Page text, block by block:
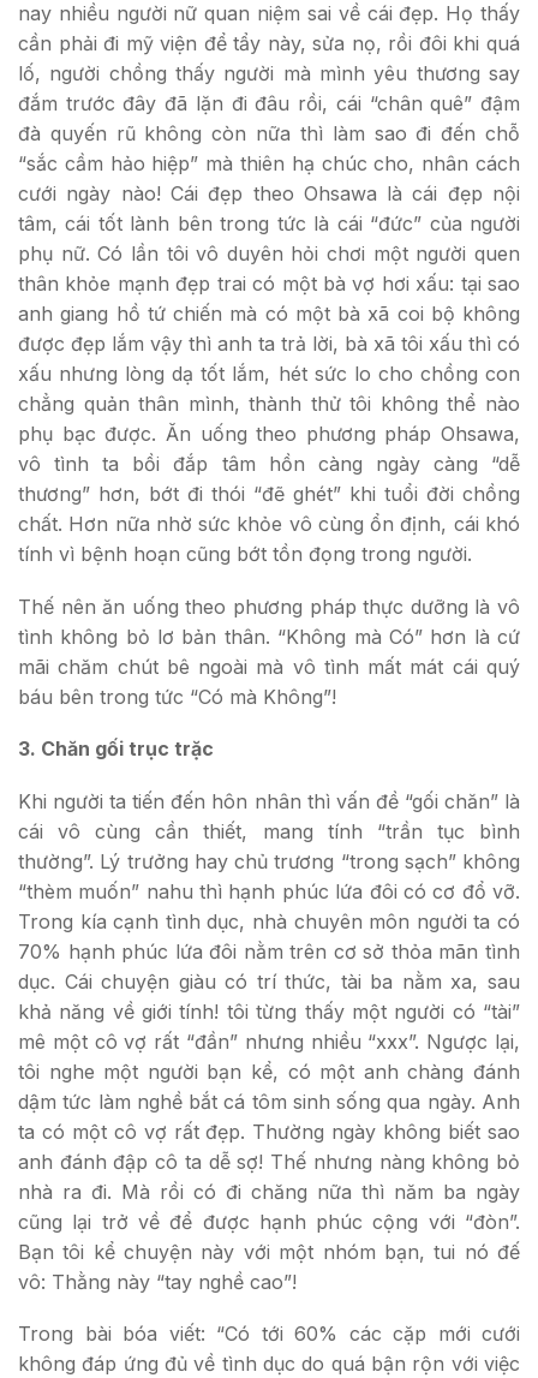
nay nhiều người nữ quan niệm sai về cái đẹp. Họ thấy
cần phải đi mỹ viện để tẩy này, sửa nọ, rồi đôi khi quá
lố, người chồng thấy người mà mình yêu thương say
đắm trước đây đã lặn đi đâu rồi, cái “chân quê” đậm
đà quyến rũ không còn nữa thì làm sao đi đến chỗ
“sắc cầm hảo hiệp” mà thiên hạ chúc cho, nhân cách
cưới ngày nào! Cái đẹp theo Ohsawa là cái đẹp nội
tâm, cái tốt lành bên trong tức là cái “đức” của người
phụ nữ. Có lần tôi vô duyên hỏi chơi một người quen
thân khỏe mạnh đẹp trai có một bà vợ hơi xấu: tại sao
anh giang hồ tứ chiến mà có một bà xã coi bộ không
được đẹp lắm vậy thì anh ta trả lời, bà xã tôi xấu thì có
xấu nhưng lòng dạ tốt lắm, hét sức lo cho chồng con
chẳng quản thân mình, thành thử tôi không thể nào
phụ bạc được. Ăn uống theo phương pháp Ohsawa,
vô tình ta bồi đắp tâm hồn càng ngày càng “dễ
thương” hơn, bớt đi thói “đẽ ghét” khi tuổi đời chồng
chất. Hơn nữa nhờ sức khỏe vô cùng ổn định, cái khó
tính vì bệnh hoạn cũng bớt tồn đọng trong người.
Thế nên ăn uống theo phương pháp thực dưỡng là vô
tình không bỏ lơ bản thân. “Không mà Có” hơn là cứ
mãi chăm chút bê ngoài mà vô tình mất mát cái quý
báu bên trong tức “Có mà Không”!
3. Chăn gối trục trặc
Khi người ta tiến đến hôn nhân thì vấn đề “gối chăn” là
cái vô cùng cần thiết, mang tính “trần tục bình
thường”. Lý trưởng hay chủ trương “trong sạch” không
“thèm muốn” nahu thì hạnh phúc lứa đôi có cơ đổ vỡ.
Trong kía cạnh tình dục, nhà chuyên môn người ta có
70% hạnh phúc lứa đôi nằm trên cơ sở thỏa mãn tình
dục. Cái chuyện giàu có trí thức, tài ba nằm xa, sau
khả năng về giới tính! tôi từng thấy một người có “tài”
mê một cô vợ rất “đần” nhưng nhiều “xxx”. Ngược lại,
tôi nghe một người bạn kể, có một anh chàng đánh
dậm tức làm nghề bắt cá tôm sinh sống qua ngày. Anh
ta có một cô vợ rất đẹp. Thường ngày không biết sao
anh đánh đập cô ta dễ sợ! Thế nhưng nàng không bỏ
nhà ra đi. Mà rồi có đi chăng nữa thì năm ba ngày
cũng lại trở về để được hạnh phúc cộng với “đòn”.
Bạn tôi kể chuyện này với một nhóm bạn, tui nó đế
vô: Thằng này “tay nghề cao”!
Trong bài bóa viết: “Có tới 60% các cặp mới cưới
không đáp ứng đủ về tình dục do quá bận rộn với việc